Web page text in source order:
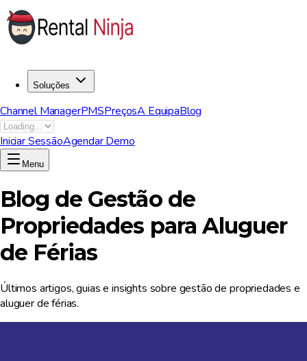
Soluções
Channel ManagerPMSPreçosA EquipaBlog
Iniciar SessãoAgendar Demo
Menu
Blog de Gestão de
Propriedades para Aluguer
de Férias
Últimos artigos, guias e insights sobre gestão de propriedades e
aluguer de férias.